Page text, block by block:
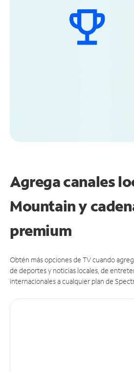
Agrega canales
Mountain y
premium
Obtén más opciones de TV cuando
de deportes y noticias locales, de
internacionales a cualquier plan de